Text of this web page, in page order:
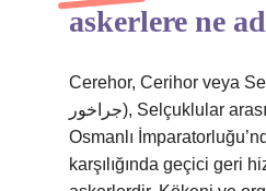
askerlere ne
Cerehor, Cerihor veya
جراخور), Selçuklular arasında ve özellikle
Osmanlı
karşılığında geçici geri